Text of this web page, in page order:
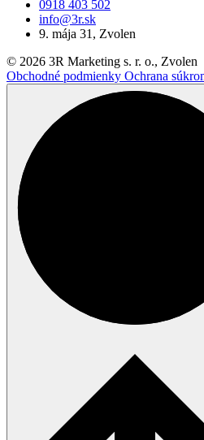
0918 403 502
info@3r.sk
9. mája 31, Zvolen
© 2026 3R Marketing s. r. o., Zvolen
Obchodné podmienky Ochrana